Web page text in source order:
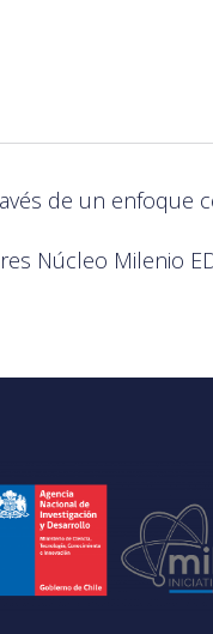
de un enfoque
Núcleo Milenio